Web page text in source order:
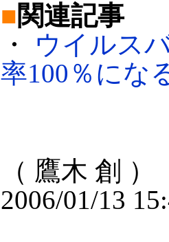
■関連記事
・ ウイルス
率100％にな
（ 鷹木 創 ）
2006/01/13